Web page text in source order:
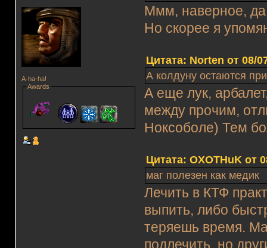
A-ha-ha!
Awards
Ммм, наверное,
Но скорее я
Цитата: Norten от 08/
А колдуну остаются
А еще лук,
между прочим,
Ноксоболе) Тем
Цитата: OXOTHuK от
маг полезен как медик
Лечить в КТФ
выпить, либо
теряешь время.
подлечить, но